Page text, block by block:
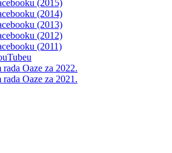
(2015)
(2014)
(2013)
(2012)
(2011)
Oaze za 2022.
Oaze za 2021.